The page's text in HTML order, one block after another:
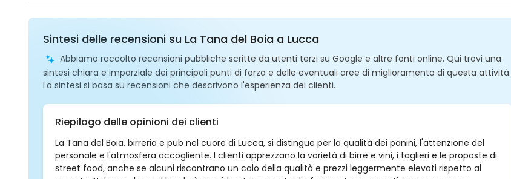
Sintesi delle recensioni su La Tana del Boia a Lucca
Abbiamo raccolto recensioni pubbliche scritte da utenti terzi su Google e altre fonti online. Qui trovi una
sintesi chiara e imparziale dei principali punti di forza e delle eventuali aree di miglioramento di questa attività.
La sintesi si basa su recensioni che descrivono l'esperienza dei clienti.
Riepilogo delle opinioni dei clienti
La Tana del Boia, birreria e pub nel cuore di Lucca, si distingue per la qualità dei panini, l'attenzione del
personale e l'atmosfera accogliente. I clienti apprezzano la varietà di birre e vini, i taglieri e le proposte di
street food, anche se alcuni riscontrano un calo della qualità e prezzi leggermente elevati rispetto al